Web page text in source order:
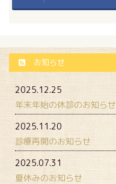
お知らせ
2025.12.25
年末年始の休診のお知らせ
2025.11.20
診療再開のお知らせ
2025.07.31
夏休みのお知らせ